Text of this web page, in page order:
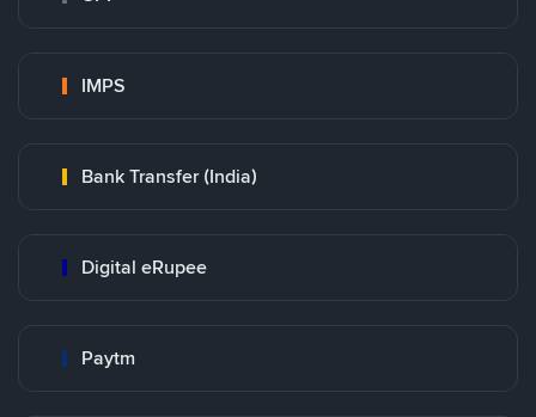
IMPS
Bank Transfer (India)
Digital eRupee
Paytm